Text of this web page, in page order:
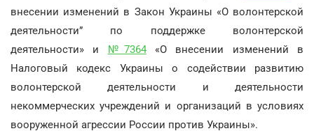
внесении изменений в Закон Украины «О волонтерской
деятельности” по поддержке волонтерской
деятельности» и №7364«О внесении изменений в
Налоговый кодекс Украины о содействии развитию
волонтерской деятельности и деятельности
некоммерческих учреждений и организаций в условиях
вооруженной агрессии России против Украины».